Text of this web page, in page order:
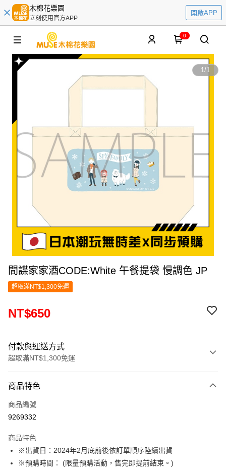
木棉花樂園
立刻使用官方APP
開啟APP
0
1/1
間諜家家酒CODE:White 午餐提袋 慢調色 JP
超取滿NT$1,300免運
NT$650
付款與運送方式
超取滿NT$1,300免運
信用卡一次付款
超商取貨付款
Apple Pay
悠遊付
商品特色
商品編號
9269332
商品特色
※出貨日：2024年2月底前後依訂單順序陸續出貨
※預購時間： (限量預購活動，售完即提前結束。)